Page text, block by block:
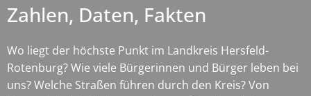
Zahlen, Daten, Fakten
Wo liegt der höchste Punkt im Landkreis Hersfeld-
Rotenburg? Wie viele Bürgerinnen und Bürger leben bei
uns? Welche Straßen führen durch den Kreis? Von